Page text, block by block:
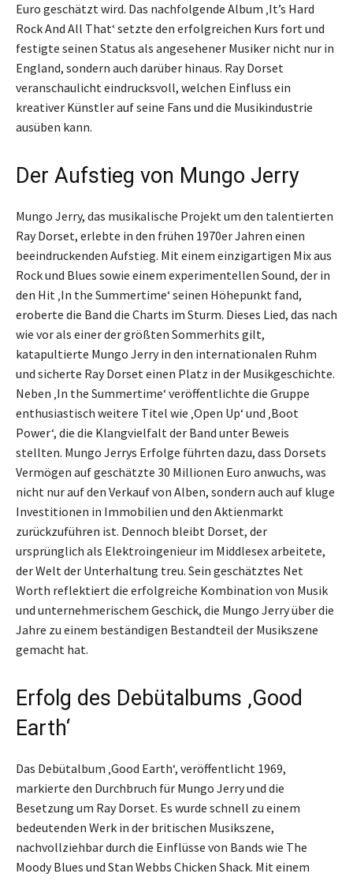
Euro geschätzt wird. Das nachfolgende Album ‚It’s Hard
Rock And All That‘ setzte den erfolgreichen Kurs fort und
festigte seinen Status als angesehener Musiker nicht nur in
England, sondern auch darüber hinaus. Ray Dorset
veranschaulicht eindrucksvoll, welchen Einfluss ein
kreativer Künstler auf seine Fans und die Musikindustrie
ausüben kann.
Der Aufstieg von Mungo Jerry
Mungo Jerry, das musikalische Projekt um den talentierten
Ray Dorset, erlebte in den frühen 1970er Jahren einen
beeindruckenden Aufstieg. Mit einem einzigartigen Mix aus
Rock und Blues sowie einem experimentellen Sound, der in
den Hit ‚In the Summertime‘ seinen Höhepunkt fand,
eroberte die Band die Charts im Sturm. Dieses Lied, das nach
wie vor als einer der größten Sommerhits gilt,
katapultierte Mungo Jerry in den internationalen Ruhm
und sicherte Ray Dorset einen Platz in der Musikgeschichte.
Neben ‚In the Summertime‘ veröffentlichte die Gruppe
enthusiastisch weitere Titel wie ‚Open Up‘ und ‚Boot
Power‘, die die Klangvielfalt der Band unter Beweis
stellten. Mungo Jerrys Erfolge führten dazu, dass Dorsets
Vermögen auf geschätzte 30 Millionen Euro anwuchs, was
nicht nur auf den Verkauf von Alben, sondern auch auf kluge
Investitionen in Immobilien und den Aktienmarkt
zurückzuführen ist. Dennoch bleibt Dorset, der
ursprünglich als Elektroingenieur im Middlesex arbeitete,
der Welt der Unterhaltung treu. Sein geschätztes Net
Worth reflektiert die erfolgreiche Kombination von Musik
und unternehmerischem Geschick, die Mungo Jerry über die
Jahre zu einem beständigen Bestandteil der Musikszene
gemacht hat.
Erfolg des Debütalbums ‚Good
Earth‘
Das Debütalbum ‚Good Earth‘, veröffentlicht 1969,
markierte den Durchbruch für Mungo Jerry und die
Besetzung um Ray Dorset. Es wurde schnell zu einem
bedeutenden Werk in der britischen Musikszene,
nachvollziehbar durch die Einflüsse von Bands wie The
Moody Blues und Stan Webbs Chicken Shack. Mit einem